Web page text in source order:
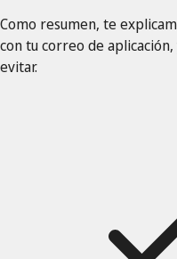
Como resumen, te
con tu correo de
evitar.